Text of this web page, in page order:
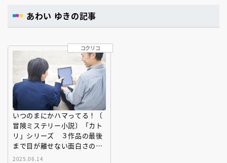
あわい ゆきの記事
コクリコ
いつのまにかハマってる！〔
冒険ミステリー小説〕「カト
リ」シリーズ ３作品の最後
まで目が離せない面白さのヒ
ミツを〔徹底解剖〕
2025.06.14